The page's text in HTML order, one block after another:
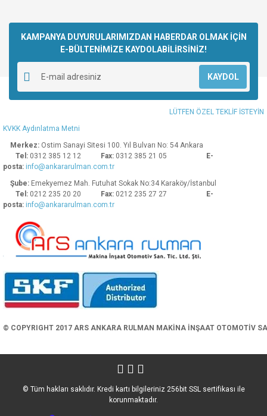
Yorum Yaz
kullanarak tarafımıza iletebilirsiniz.
Görüş ve önerileriniz için teşekkür ederiz.
Ürün resmi kalitesiz, bozuk veya görüntülenemiyor.
Ürün açıklamasında eksik bilgiler bulunuyor.
Ürün bilgilerinde hatalar bulunuyor.
Ürün fiyatı diğer sitelerden daha pahalı.
Bu ürüne benzer farklı alternatifler olmalı.
KAMPANYA DUYURULARIMIZDAN HABERDAR OLMAK İÇİN
E-BÜLTENİMİZE KAYDOLABİLİRSİNİZ!
KAYDOL
LÜTFEN ÖZEL TEKLİF İSTEYİN
KVKK Aydınlatma Metni
Merkez: Ostim Sanayi Sitesi 100. Yıl Bulvarı No: 54 Ankara
Tel: 0312 385 12 12 Fax: 0312 385 21 05
E-
posta: info@ankararulman.com.tr
Şube: Emekyemez Mah. Futuhat Sokak No:34 Karaköy/İstanbul
Tel: 0212 235 20 20 Fax: 0212 235 27 27
E-
posta: info@ankararulman.com.tr
© COPYRIGHT 2017 ARS ANKARA RULMAN MAKİNA İNŞAAT OTOMOTİV
© Tüm hakları saklıdır. Kredi kartı bilgileriniz 256bit SSL sertifikası ile
korunmaktadır.